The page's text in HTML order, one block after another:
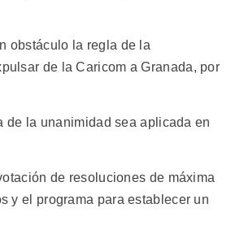
obstáculo la regla de la
de la Caricom a Granada, por
de la unanimidad sea aplicada en
de resoluciones de máxima
y el programa para establecer un